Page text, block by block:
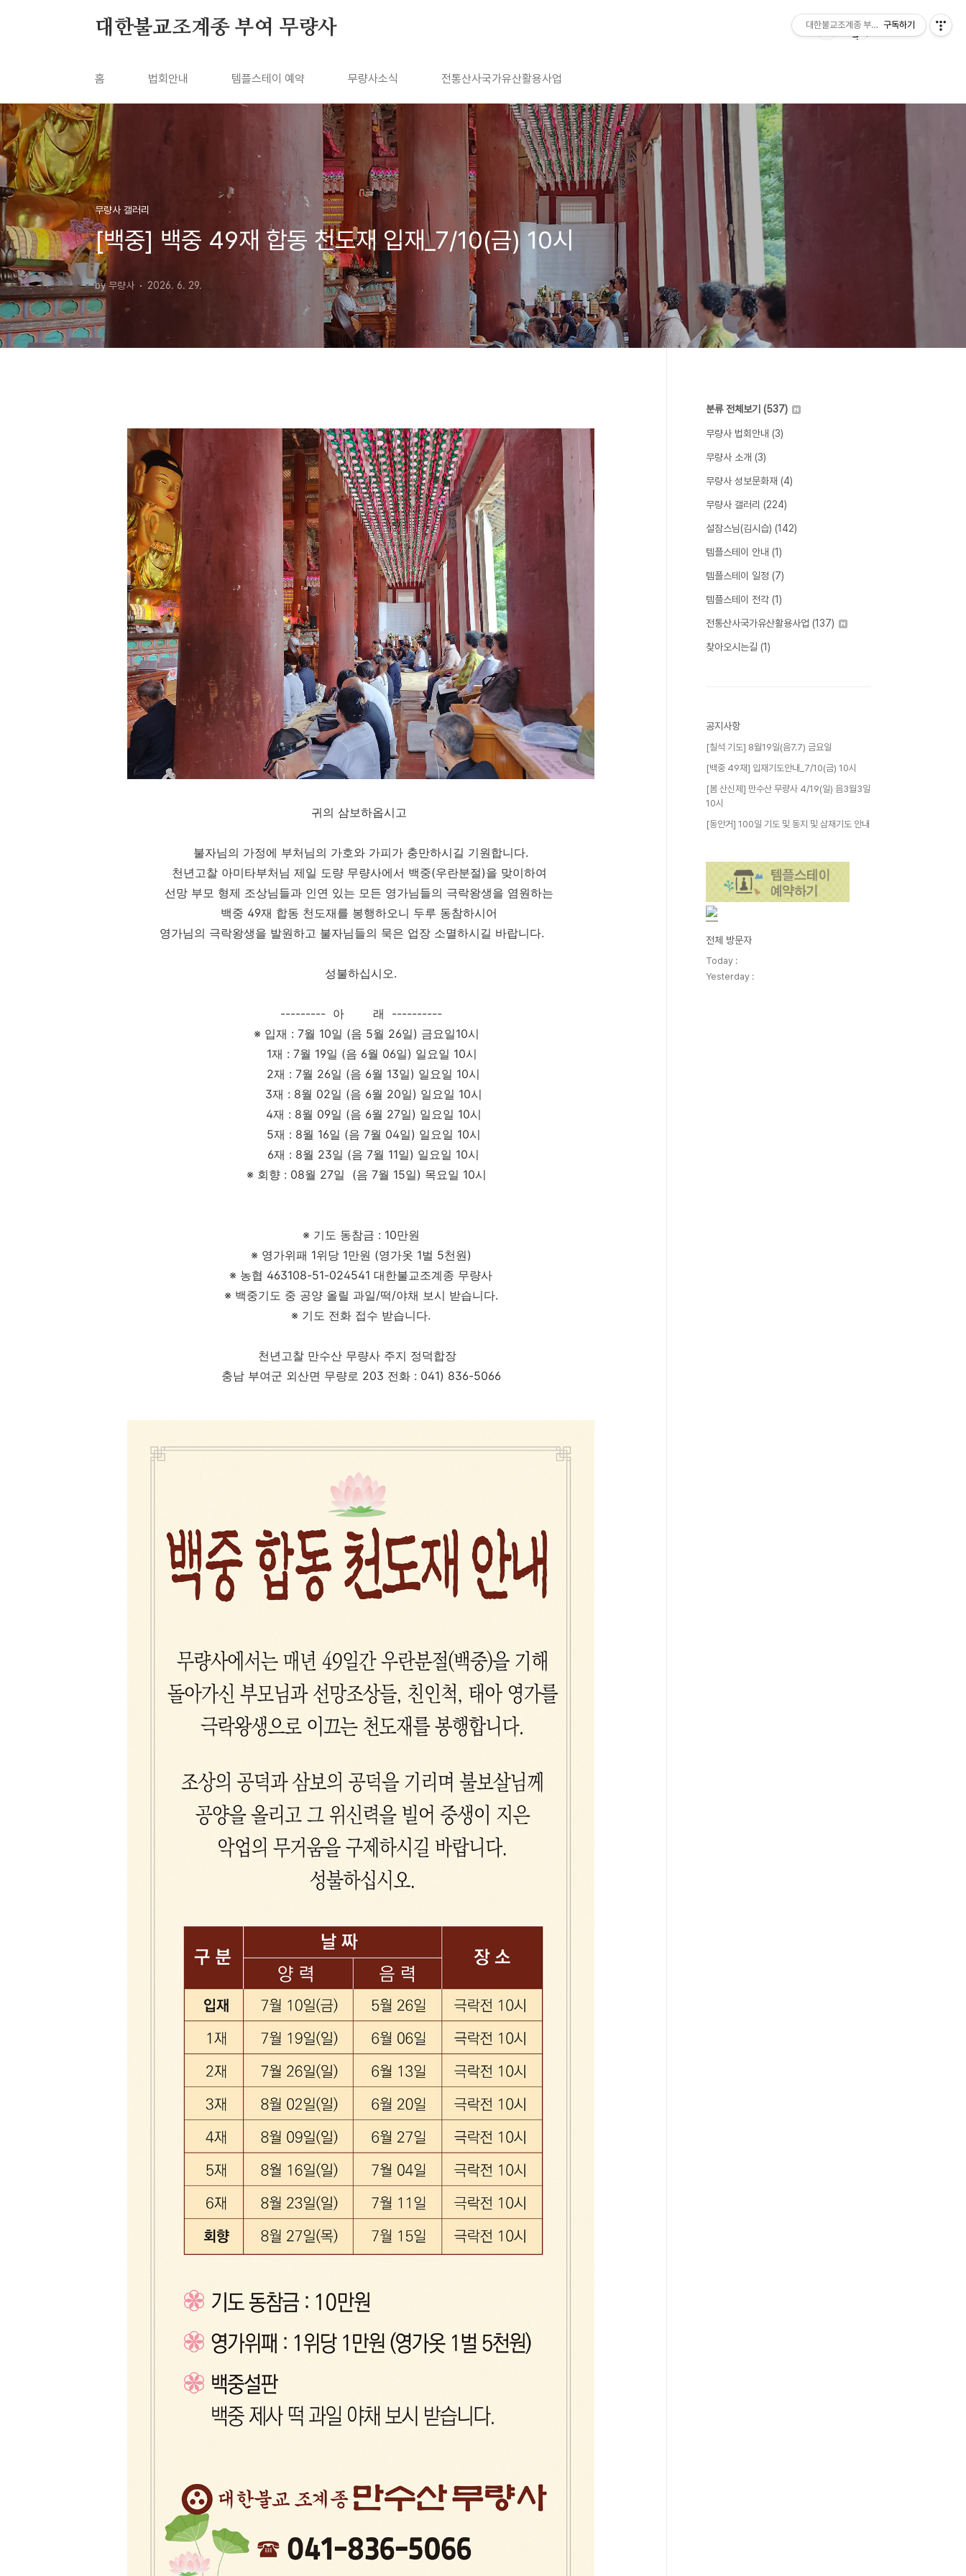
대한불교조계종 부여 무량사
홈 법회안내 템플스테이 예약 무량사소식 전통산사국가유산활용사업
무량사 갤러리
[백중] 백중 49재 합동 천도재 입재_7/10(금) 10시
by 무량사 2026. 6. 29.
귀의 삼보하옵시고
불자님의 가정에 부처님의 가호와 가피가 충만하시길 기원합니다.
천년고찰 아미타부처님 제일 도량 무량사에서 백중(우란분절)을 맞이하여
선망 부모 형제 조상님들과 인연 있는 모든 영가님들의 극락왕생을 염원하는
백중 49재 합동 천도재를 봉행하오니 두루 동참하시어
영가님의 극락왕생을 발원하고 불자님들의 묵은 업장 소멸하시길 바랍니다.
성불하십시오.
--------- 아 래 ----------
※ 입재 : 7월 10일 (음 5월 26일) 금요일10시
1재 : 7월 19일 (음 6월 06일) 일요일 10시
2재 : 7월 26일 (음 6월 13일) 일요일 10시
3재 : 8월 02일 (음 6월 20일) 일요일 10시
4재 : 8월 09일 (음 6월 27일) 일요일 10시
5재 : 8월 16일 (음 7월 04일) 일요일 10시
6재 : 8월 23일 (음 7월 11일) 일요일 10시
※ 회향 : 08월 27일 (음 7월 15일) 목요일 10시
※ 기도 동참금 : 10만원
※ 영가위패 1위당 1만원 (영가옷 1벌 5천원)
※ 농협 463108-51-024541 대한불교조계종 무량사
※ 백중기도 중 공양 올릴 과일/떡/야채 보시 받습니다.
※ 기도 전화 접수 받습니다.
천년고찰 만수산 무량사 주지 정덕합장
충남 부여군 외산면 무량로 203 전화 : 041) 836-5066
분류 전체보기 (537)
무량사 법회안내 (3)
무량사 소개 (3)
무량사 성보문화재 (4)
무량사 갤러리 (224)
설잠스님(김시습) (142)
템플스테이 안내 (1)
템플스테이 일정 (7)
템플스테이 전각 (1)
전통산사국가유산활용사업 (137)
찾아오시는길 (1)
공지사항
[칠석 기도] 8월19일(음7.7) 금요일
[백중 49재] 입재기도안내_7/10(금) 10시
[봄 산신제] 만수산 무량사 4/19(일) 음3월3일
10시
[동안거] 100일 기도 및 동지 및 삼재기도 안내
전체 방문자
Today :
Yesterday :
대한불교조계종 부여 무량사
구독하기